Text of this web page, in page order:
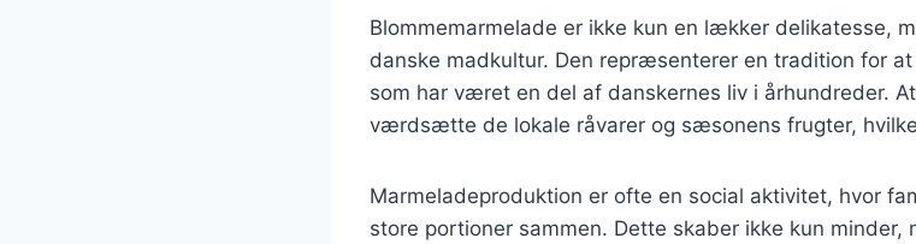
Blommemarmelade er ikke kun en lækker delikatesse,
danske madkultur. Den repræsenterer en tradition for
som har været en del af danskernes liv i århundreder.
værdsætte de lokale råvarer og sæsonens frugter,
Marmeladeproduktion er ofte en social aktivitet, hvor
store portioner sammen. Dette skaber ikke kun